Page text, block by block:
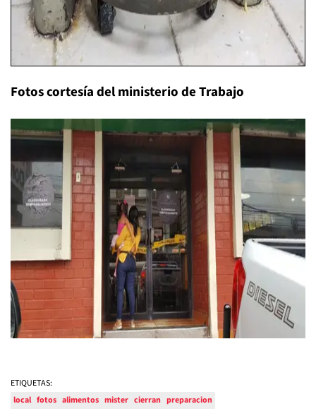
Fotos cortesía del ministerio de Trabajo
ETIQUETAS:
local fotos alimentos mister cierran preparacion